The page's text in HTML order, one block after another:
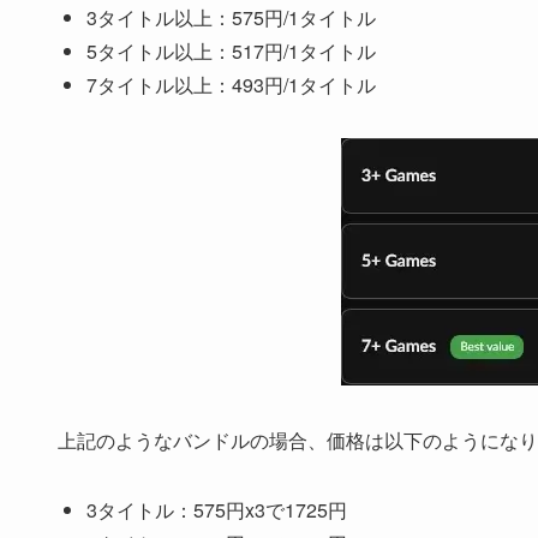
3タイトル以上：575円/1タイトル
5タイトル以上：517円/1タイトル
7タイトル以上：493円/1タイトル
上記のようなバンドルの場合、価格は以下のようにな
3タイトル：575円x3で1725円